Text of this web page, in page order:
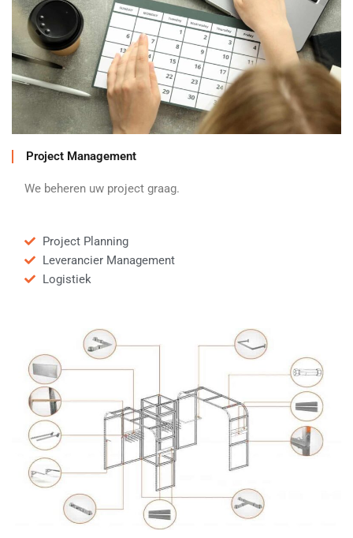
Project Management
We beheren uw project graag.
Project Planning
Leverancier Management
Logistiek